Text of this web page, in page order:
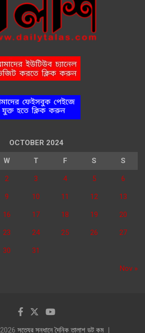
OCTOBER 2024
W T F S S
2 3 4 5 6
9 10 11 12 13
16 17 18 19 20
23 24 25 26 27
30 31
Nov »
সত্যের সন্ধানে দৈনিক তালাশ ডট কম